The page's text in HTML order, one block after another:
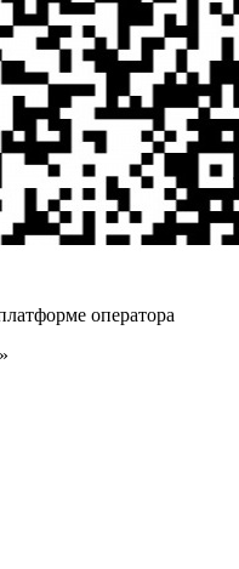
оператора